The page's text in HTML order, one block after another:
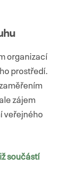
organizací
prostředí.
zájem
veřejného
součástí